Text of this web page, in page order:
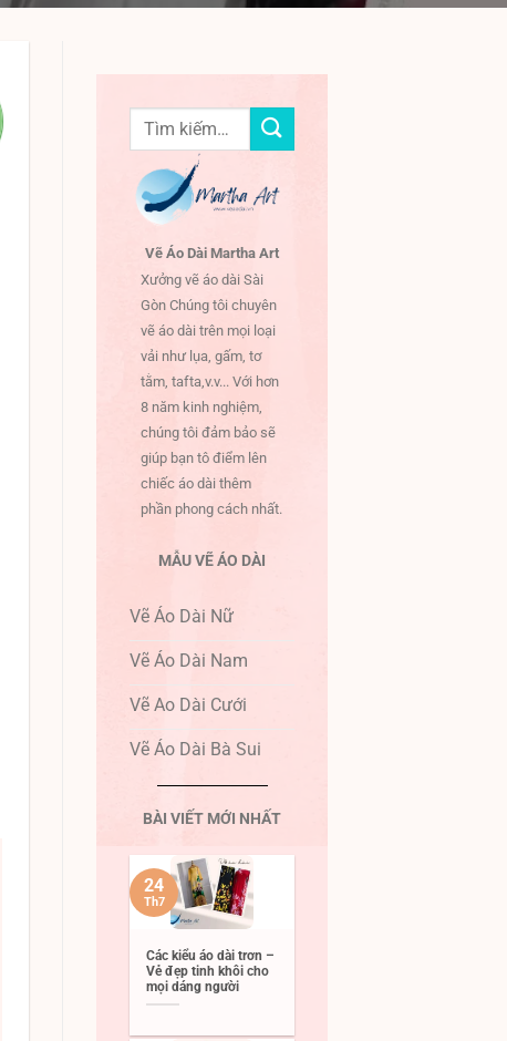
Tìm
Vẽ Áo Dài Martha Art
Xưởng vẽ áo dài Sài
Gòn Chúng tôi chuyên
vẽ áo dài trên mọi loại
vải như lụa, gấm, tơ
tằm, tafta,v.v... Với hơn
8 năm kinh nghiệm,
chúng tôi đảm bảo sẽ
giúp bạn tô điểm lên
chiếc áo dài thêm
phần phong cách nhất.
MẪU VẼ ÁO DÀI
Vẽ Áo Dài Nữ
Vẽ Áo Dài Nam
Vẽ Ao Dài Cưới
Vẽ Áo Dài Bà Sui
BÀI VIẾT MỚI NHẤT
Các kiểu áo dài trơn –
Vẻ đẹp tinh khôi cho
mọi dáng người
24
Th7